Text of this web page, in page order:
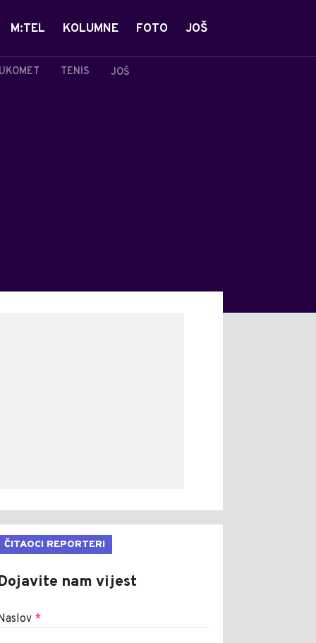
TENIS JOŠ
M:TEL KOLUMNE FOTO JOŠ
ČITAOCI REPORTERI
nam vijest
*